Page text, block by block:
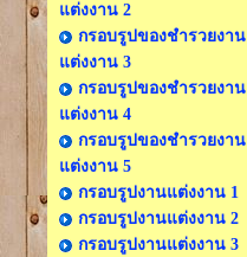
แต่งงาน 2
กรอบรูปของชำรวยงาน
แต่งงาน 3
กรอบรูปของชำรวยงาน
แต่งงาน 4
กรอบรูปของชำรวยงาน
แต่งงาน 5
กรอบรูปงานแต่งงาน 1
กรอบรูปงานแต่งงาน 2
กรอบรูปงานแต่งงาน 3